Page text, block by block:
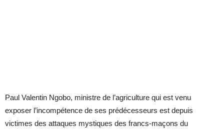
Paul Valentin Ngobo, ministre de l’agriculture qui est venu
exposer l’incompétence de ses prédécesseurs est depuis
victimes des attaques mystiques des francs-maçons du